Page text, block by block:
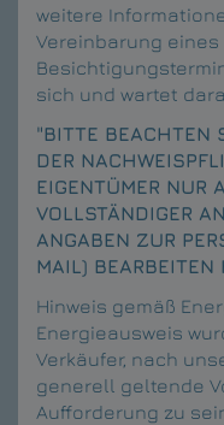
weitere
Vereinbarung
sich und wartet
"BITTE BEACHTEN
DER
EIGENTÜMER NUR
VOLLSTÄNDIGER
ANGABEN ZUR
MAIL) BEARBEITEN
Hinweis gemäß
Energieausweis
Verkäufer, nach
generell geltende
Aufforderung zu